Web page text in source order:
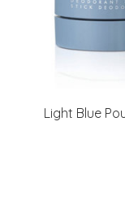
Light Blue